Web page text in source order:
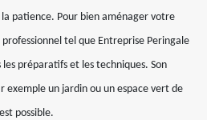
patience. Pour bien aménager votre
tel que Entreprise Peringale
préparatifs et les techniques. Son
un jardin ou un espace vert de
possible.